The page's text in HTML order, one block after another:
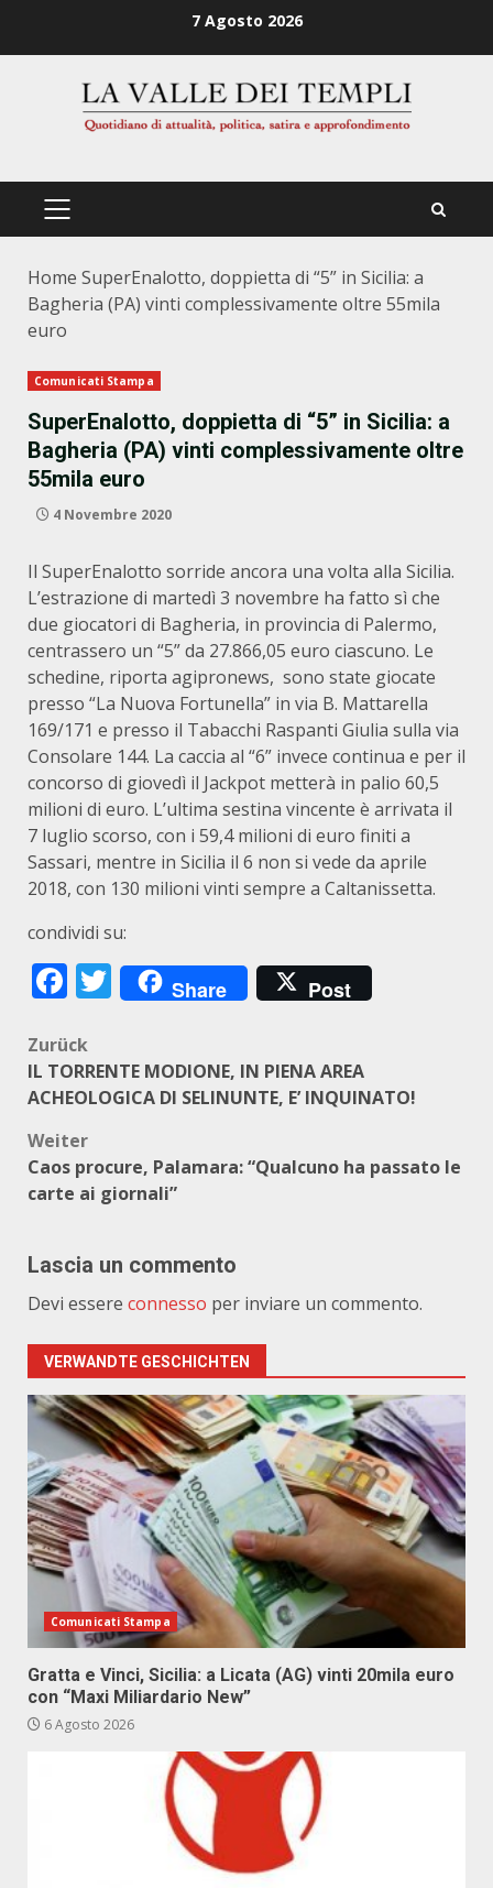
7 Agosto 2026
PRIMÄRES
Home SuperEnalotto, doppietta di “5” in Sicilia: a
Bagheria (PA) vinti complessivamente oltre 55mila
euro
Comunicati Stampa
SuperEnalotto, doppietta di “5” in Sicilia: a
Bagheria (PA) vinti complessivamente oltre
55mila euro
4 Novembre 2020
Il SuperEnalotto sorride ancora una volta alla Sicilia.
L’estrazione di martedì 3 novembre ha fatto sì che
due giocatori di Bagheria, in provincia di Palermo,
centrassero un “5” da 27.866,05 euro ciascuno. Le
schedine, riporta agipronews, sono state giocate
presso “La Nuova Fortunella” in via B. Mattarella
169/171 e presso il Tabacchi Raspanti Giulia sulla via
Consolare 144. La caccia al “6” invece continua e per il
concorso di giovedì il Jackpot metterà in palio 60,5
milioni di euro. L’ultima sestina vincente è arrivata il
7 luglio scorso, con i 59,4 milioni di euro finiti a
Sassari, mentre in Sicilia il 6 non si vede da aprile
2018, con 130 milioni vinti sempre a Caltanissetta.
condividi su:
Facebook
Twitter
Share Post
Beitragsnavigation
Zurück
IL TORRENTE MODIONE, IN PIENA AREA
ACHEOLOGICA DI SELINUNTE, E’ INQUINATO!
Weiter
Caos procure, Palamara: “Qualcuno ha passato le
carte ai giornali”
Lascia un commento
Devi essere connesso per inviare un commento.
VERWANDTE GESCHICHTEN
Comunicati Stampa
Gratta e Vinci, Sicilia: a Licata (AG) vinti 20mila euro
con “Maxi Miliardario New”
6 Agosto 2026